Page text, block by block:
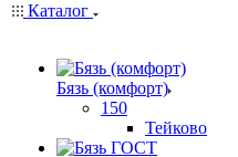
Каталог
Бязь (комфорт)
150
Тейково